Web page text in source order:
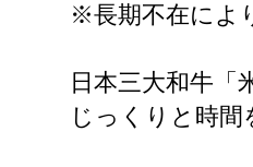
※長期不在によ
日本三大和牛「
じっくりと時